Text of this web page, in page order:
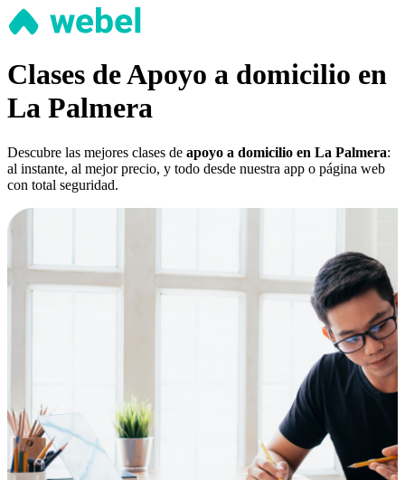
Clases de Apoyo a domicilio en
La Palmera
Descubre las mejores clases de apoyo a domicilio en La Palmera:
al instante, al mejor precio, y todo desde nuestra app o página web
con total seguridad.